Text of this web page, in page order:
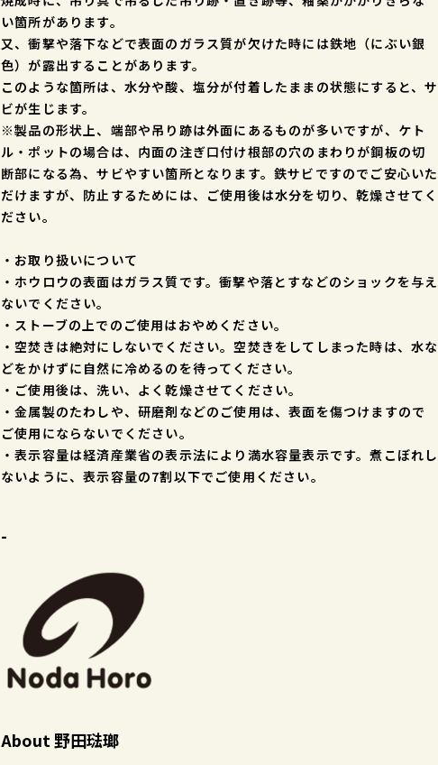
い箇所があります。
又、衝撃や落下などで表面のガラス質が欠けた時には鉄地（にぶい銀
色）が露出することがあります。
このような箇所は、水分や酸、塩分が付着したままの状態にすると、サ
ビが生じます。
※製品の形状上、端部や吊り跡は外面にあるものが多いですが、ケト
ル・ポットの場合は、内面の注ぎ口付け根部の穴のまわりが鋼板の切
断部になる為、サビやすい箇所となります。鉄サビですのでご安心いた
だけますが、防止するためには、ご使用後は水分を切り、乾燥させてく
ださい。
・お取り扱いについて
・ホウロウの表面はガラス質です。衝撃や落とすなどのショックを与え
ないでください。
・ストーブの上でのご使用はおやめください。
・空焚きは絶対にしないでください。空焚きをしてしまった時は、水な
どをかけずに自然に冷めるのを待ってください。
・ご使用後は、洗い、よく乾燥させてください。
・金属製のたわしや、研磨剤などのご使用は、表面を傷つけますので
ご使用にならないでください。
・表示容量は経済産業省の表示法により満水容量表示です。煮こぼれし
ないように、表示容量の7割以下でご使用ください。
-
About 野田琺瑯